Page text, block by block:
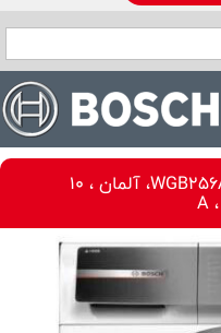
ماشین لباسشویی بوش مدل WGB256A0ME، آلمان ، 10